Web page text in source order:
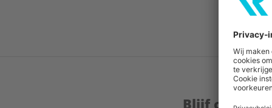
Blijf op de